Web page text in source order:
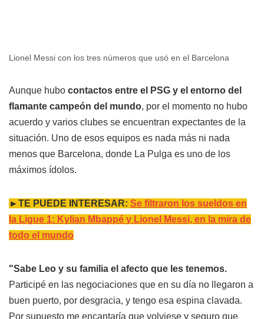
Lionel Messi con los tres números que usó en el Barcelona
Aunque hubo contactos entre el PSG y el entorno del
flamante campeón del mundo, por el momento no hubo
acuerdo y varios clubes se encuentran expectantes de la
situación. Uno de esos equipos es nada más ni nada
menos que Barcelona, donde La Pulga es uno de los
máximos ídolos.
►TE PUEDE INTERESAR: Se filtraron los sueldos en
la Ligue 1: Kylian Mbappé y Lionel Messi, en la mira de
todo el mundo
"Sabe Leo y su familia el afecto que les tenemos.
Participé en las negociaciones que en su día no llegaron a
buen puerto, por desgracia, y tengo esa espina clavada.
Por supuesto me encantaría que volviese y seguro que